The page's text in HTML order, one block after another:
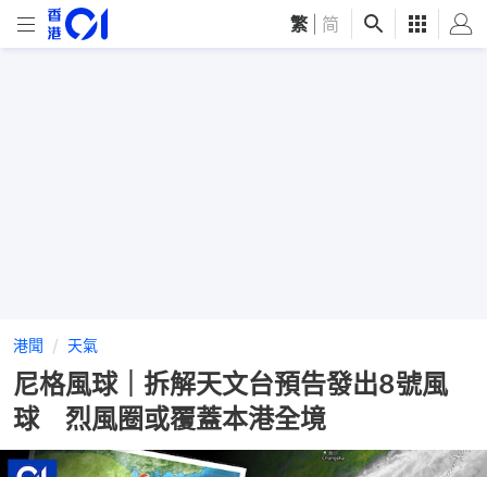
繁 简
港聞 天氣
尼格風球｜拆解天文台預告發出8號風
球 烈風圈或覆蓋本港全境